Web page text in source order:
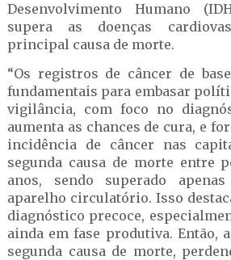
Desenvolvimento Humano
supera as doenças
principal causa de morte.
“Os registros de câncer de
fundamentais para embasar
vigilância, com foco no
aumenta as chances de cura, e
incidência de câncer nas
segunda causa de morte entre
anos, sendo superado
aparelho circulatório. Isso
diagnóstico precoce,
ainda em fase produtiva. Então,
segunda causa de morte,